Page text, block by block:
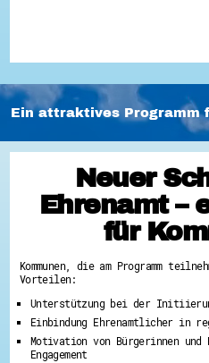
Ein attraktives Programm
Neuer
Ehrenamt –
für
Kommunen, die am Programm
Vorteilen:
Unterstützung bei der
Einbindung Ehrenamtlicher in
Motivation von Bürgerinnen
Engagement